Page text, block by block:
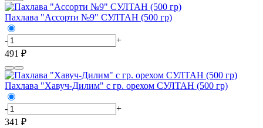
Пахлава "Ассорти №9" СУЛТАН (500 гр)
-
+
491 ₽
Пахлава "Хавуч-Дилим" с гр. орехом СУЛТАН (500 гр)
-
+
341 ₽